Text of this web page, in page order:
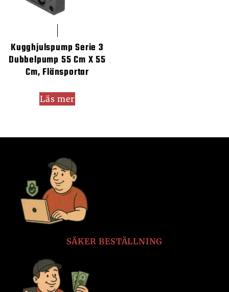
Kugghjulspump Serie 3
Dubbelpump 55 Cm X 55
Cm, Flänsportar
Läs mer
SÄKER BESTÄLLNING